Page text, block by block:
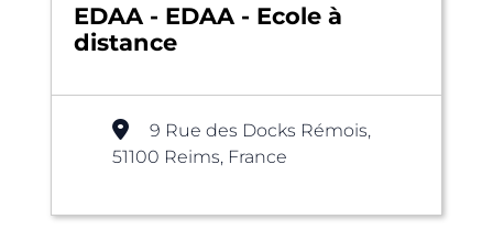
EDAA - EDAA - Ecole à
distance
9 Rue des Docks Rémois,
51100 Reims, France